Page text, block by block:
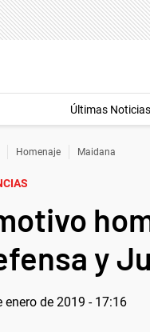
Últimas Noticias
Homenaje Maidana
y
enero de 2019 - 17:16